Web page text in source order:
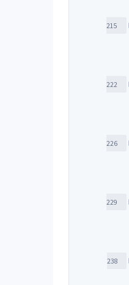
215
222
226
229
238